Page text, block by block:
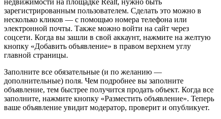
недвижимости на площадке Realt, нужно быть
зарегистрированным пользователем. Сделать это можно в
несколько кликов — с помощью номера телефона или
электронной почты. Также можно войти на сайт через
соцсети. Когда вы зашли в свой аккаунт, нажмите на желтую
кнопку «Добавить объявление» в правом верхнем углу
главной страницы.
Заполните все обязательные (и по желанию —
дополнительные) поля. Чем подробнее вы заполните
объявление, тем быстрее получится продать объект. Когда все
заполните, нажмите кнопку «Разместить объявление». Теперь
ваше объявление увидит модератор, проверит и опубликует.